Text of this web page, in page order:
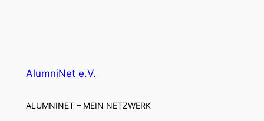
AlumniNet e.V.
ALUMNINET – MEIN NETZWERK